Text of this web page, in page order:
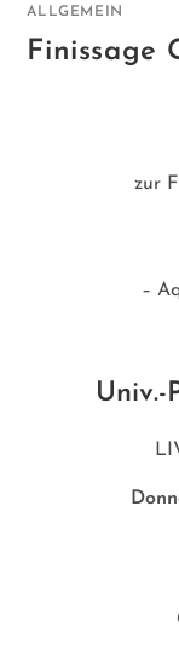
ALLGEMEIN
Finissage
zur
–
Univ.-